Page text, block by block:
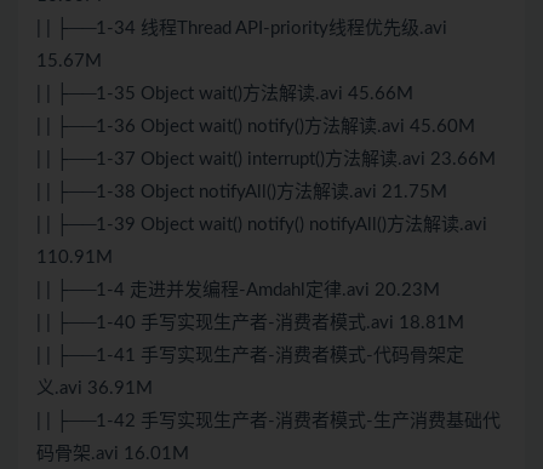
| | ├──1-34 线程Thread API-priority线程优先级.avi
15.67M
| | ├──1-35 Object wait()方法解读.avi 45.66M
| | ├──1-36 Object wait() notify()方法解读.avi 45.60M
| | ├──1-37 Object wait() interrupt()方法解读.avi 23.66M
| | ├──1-38 Object notifyAll()方法解读.avi 21.75M
| | ├──1-39 Object wait() notify() notifyAll()方法解读.avi
110.91M
| | ├──1-4 走进并发编程-Amdahl定律.avi 20.23M
| | ├──1-40 手写实现生产者-消费者模式.avi 18.81M
| | ├──1-41 手写实现生产者-消费者模式-代码骨架定
义.avi 36.91M
| | ├──1-42 手写实现生产者-消费者模式-生产消费基础代
码骨架.avi 16.01M